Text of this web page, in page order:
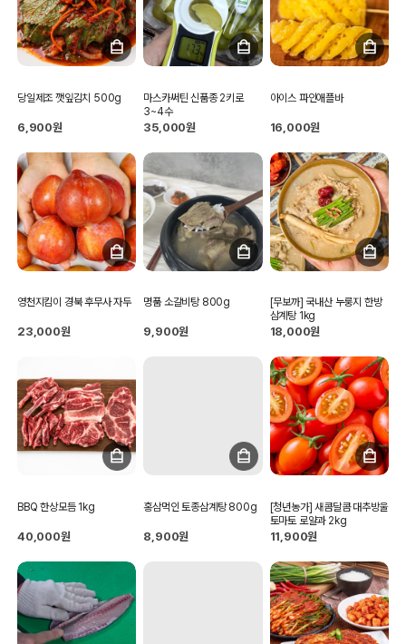
당일제조 깻잎김치 500g
6,900원
마스카써틴 신품종 2키로
3~4수
35,000원
아이스 파인애플바
16,000원
영천지킴이 경북 후무사 자두
23,000원
명품 소갈비탕 800g
9,900원
[무보까] 국내산 누룽지 한방
삼계탕 1kg
18,000원
BBQ 한상모듬 1kg
40,000원
홍삼먹인 토종삼계탕 800g
8,900원
[청년농가] 새콤달콤 대추방울
토마토 로얄과 2kg
11,900원